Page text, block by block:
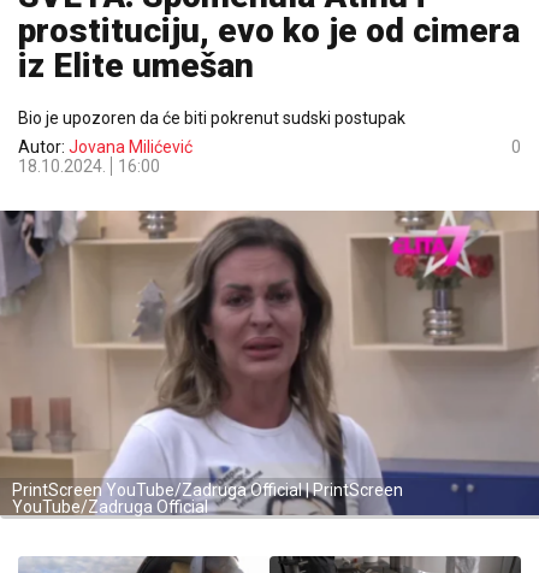
prostituciju, evo ko je od cimera
iz Elite umešan
Bio je upozoren da će biti pokrenut sudski postupak
Autor: Jovana Milićević
18.10.2024.
16:00
0
PrintScreen YouTube/Zadruga Official | PrintScreen
YouTube/Zadruga Official